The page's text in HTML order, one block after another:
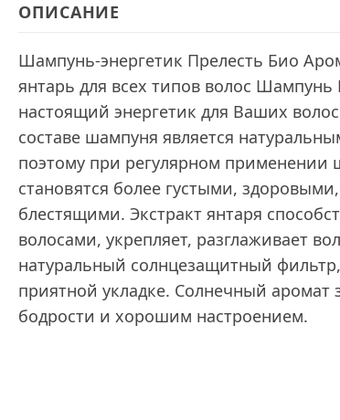
ОПИСАНИЕ
Шампунь-энергетик Прелесть Био
янтарь для всех типов волос Шампунь
настоящий энергетик для Ваших
составе шампуня является
поэтому при регулярном применении
становятся более густыми,
блестящими. Экстракт янтаря
волосами, укрепляет, разглаживает
натуральный солнцезащитный фильтр,
приятной укладке. Солнечный аромат
бодрости и хорошим настроением.